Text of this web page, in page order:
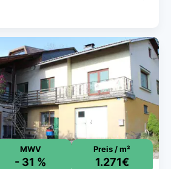
MWV
- 31 %
Preis / m²
1.271€